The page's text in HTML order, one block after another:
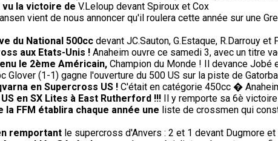
vu la victoire de V.Leloup devant Spiroux et Cox
vient de nous annoncer qu'il roulera cette année sur une
du National 500cc devant JC.Sauton, G.Estaque, R.Darrouy et
aux Etats-Unis ! Anaheim ouvre ce samedi 3, avec un titre
le 2ème Américain, Champion du Monde ! Il devance Jobé
Glover (1-1) gagne l'ouverture du 500 US sur la piste de
en Supercross US ! C'était en catégorie 450cc �
en SX Lites à East Rutherford !!!
Il y remporte sa 6è
FFM établira chaque année une liste de crossmen qui
remportant le supercross d'Anvers : 2 et 1 devant Dugmore et